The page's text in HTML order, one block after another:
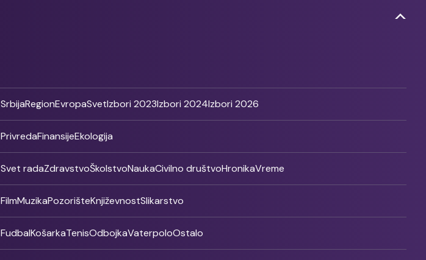
SrbijaRegionEvropaSvetIzbori 2023Izbori 2024Izbori 2026
PrivredaFinansijeEkologija
Svet radaZdravstvoŠkolstvoNaukaCivilno društvoHronikaVreme
FilmMuzikaPozorišteKnjiževnostSlikarstvo
FudbalKošarkaTenisOdbojkaVaterpoloOstalo